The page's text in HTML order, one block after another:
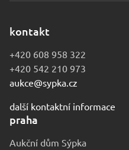
kontakt
+420 608 958 322
+420 542 210 973
aukce@sypka.cz
další kontaktní informace
praha
Aukční dům Sýpka